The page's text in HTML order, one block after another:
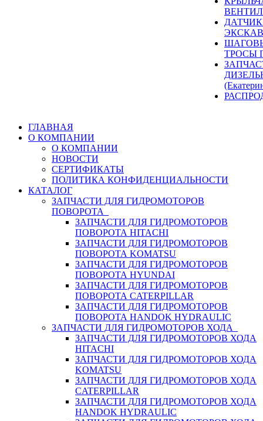
ТРОСЫ
ГЛАВНАЯ
О КОМПАНИИ
О КОМПАНИИ
НОВОСТИ
СЕРТИФИКАТЫ
ПОЛИТИКА КОНФИДЕНЦИАЛЬНОСТИ
КАТАЛОГ
ЗАПЧАСТИ ДЛЯ ГИДРОМОТОРОВ
ПОВОРОТА
ЗАПЧАСТИ ДЛЯ ГИДРОМОТОРОВ
ПОВОРОТА HITACHI
ЗАПЧАСТИ ДЛЯ ГИДРОМОТОРОВ
ПОВОРОТА KOMATSU
ЗАПЧАСТИ ДЛЯ ГИДРОМОТОРОВ
ПОВОРОТА HYUNDAI
ЗАПЧАСТИ ДЛЯ ГИДРОМОТОРОВ
ПОВОРОТА CATERPILLAR
ЗАПЧАСТИ ДЛЯ ГИДРОМОТОРОВ
ПОВОРОТА HANDOK HYDRAULIC
ЗАПЧАСТИ ДЛЯ ГИДРОМОТОРОВ ХОДА
ЗАПЧАСТИ ДЛЯ ГИДРОМОТОРОВ ХОДА
HITACHI
ЗАПЧАСТИ ДЛЯ ГИДРОМОТОРОВ ХОДА
KOMATSU
ЗАПЧАСТИ ДЛЯ ГИДРОМОТОРОВ ХОДА
CATERPILLAR
ЗАПЧАСТИ ДЛЯ ГИДРОМОТОРОВ ХОДА
HANDOK HYDRAULIC